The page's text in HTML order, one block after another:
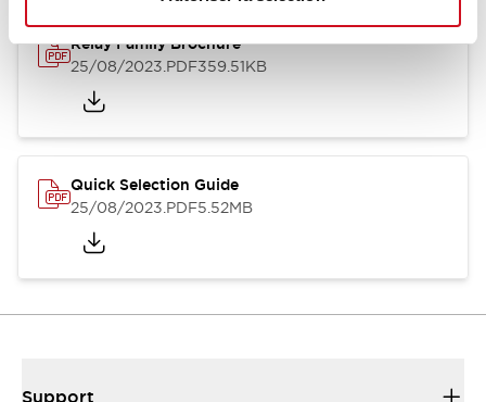
Relay Family Brochure
25/08/2023.PDF359.51KB
Quick Selection Guide
25/08/2023.PDF5.52MB
Support